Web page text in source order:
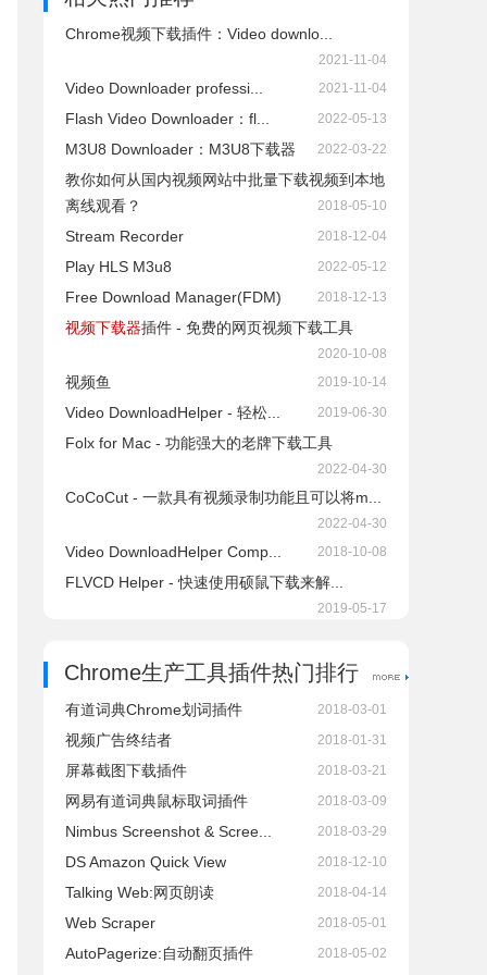
Chrome视频下载插件：Video downlo...
2021-11-04
Video Downloader professi... 2021-11-04
Flash Video Downloader：fl... 2022-05-13
M3U8 Downloader：M3U8下载器 2022-03-22
教你如何从国内视频网站中批量下载视频到本地
离线观看？
2018-05-10
Stream Recorder 2018-12-04
Play HLS M3u8 2022-05-12
Free Download Manager(FDM) 2018-12-13
视频下载器插件 - 免费的网页视频下载工具
2020-10-08
视频鱼 2019-10-14
Video DownloadHelper - 轻松... 2019-06-30
Folx for Mac - 功能强大的老牌下载工具
2022-04-30
CoCoCut - 一款具有视频录制功能且可以将m...
2022-04-30
Video DownloadHelper Comp... 2018-10-08
FLVCD Helper - 快速使用硕鼠下载来解...
2019-05-17
Chrome生产工具插件热门排行
有道词典Chrome划词插件 2018-03-01
视频广告终结者 2018-01-31
屏幕截图下载插件 2018-03-21
网易有道词典鼠标取词插件 2018-03-09
Nimbus Screenshot & Scree... 2018-03-29
DS Amazon Quick View 2018-12-10
Talking Web:网页朗读 2018-04-14
Web Scraper 2018-05-01
AutoPagerize:自动翻页插件 2018-05-02